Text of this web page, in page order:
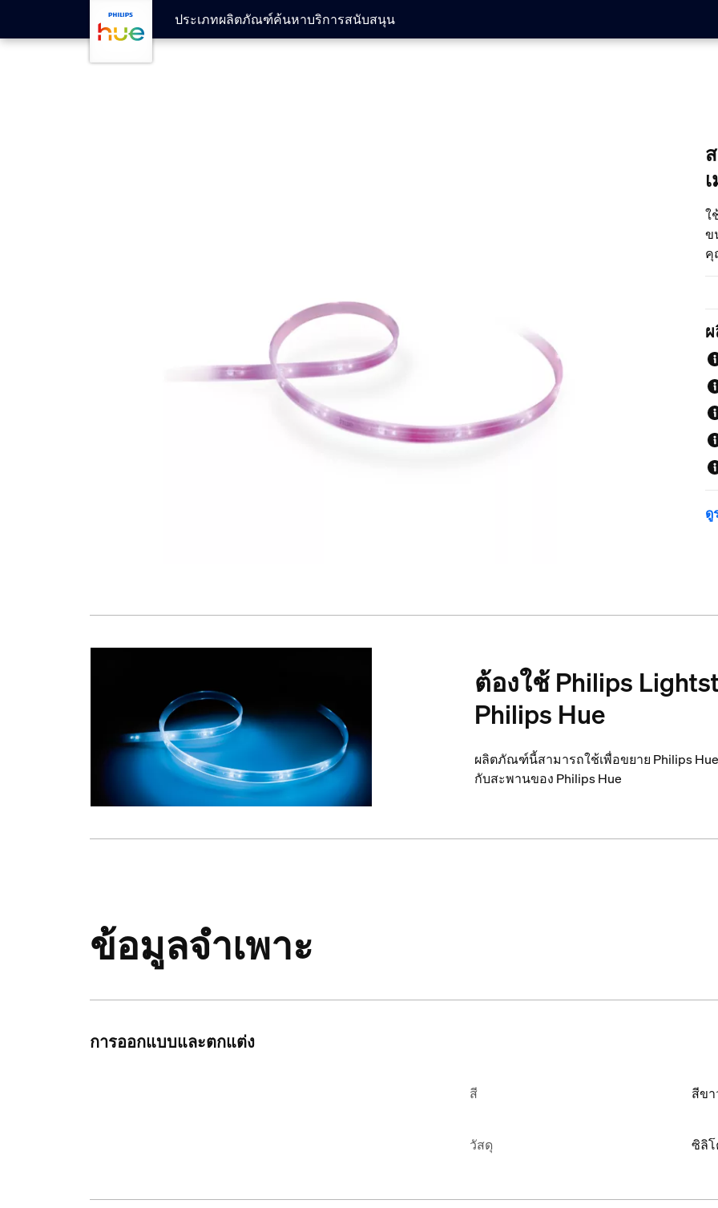
ข้ามไปยังเนื้อหาหลัก
ประเภทผลิตภัณฑ์ค้นหาบริการสนับสนุน
ใ
ข
คุ
เ
ดู
ต้องใช้ Philips
Philips Hue
ผลิตภัณฑ์นี้สามารถใช้เพื่อขยาย Philips
กับสะพานของ Philips Hue
ข้อมูลจำเพาะ
การออกแบบและตกแต่ง
สี สีขา
วัสดุ ซิลิ